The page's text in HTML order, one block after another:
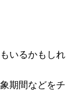
いるかもしれ
期間などをチ